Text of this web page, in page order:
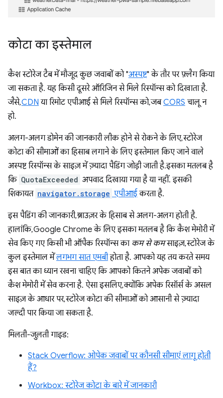
कोटा का इस्तेमाल
कैश स्टोरेज टैब में मौजूद कुछ जवाबों को "अस्पष्ट" के तौर पर फ़्लैग किया
जा सकता है. यह किसी दूसरे ऑरिजिन से मिले रिस्पॉन्स को दिखाता है.
जैसे,CDN या रिमोट एपीआई से मिले रिस्पॉन्स को, जबCORS चालू न
हो.
अलग-अलग डोमेन की जानकारी लीक होने से रोकने के लिए, स्टोरेज
कोटा की सीमाओं का हिसाब लगाने के लिए इस्तेमाल किए जाने वाले
अस्पष्ट रिस्पॉन्स के साइज़ में ज़्यादा पैडिंग जोड़ी जाती है.इसका मतलब है
कि QuotaExceeded अपवाद दिखाया गया है या नहीं. इसकी
शिकायत navigator.storage एपीआईकरता है.
इस पैडिंग की जानकारी, ब्राउज़र के हिसाब से अलग-अलग होती है.
हालांकि, Google Chrome के लिए इसका मतलब है कि कैश मेमोरी में
सेव किए गए किसी भी ऑपैक रिस्पॉन्स का कम से कमसाइज़, स्टोरेज के
कुल इस्तेमाल मेंलगभग सात एमबीहोता है. आपको यह तय करते समय
इस बात का ध्यान रखना चाहिए कि आपको कितने अपेक जवाबों को
कैश मेमोरी में सेव करना है. ऐसा इसलिए, क्योंकि अपेक रिसॉर्स के असल
साइज़ के आधार पर, स्टोरेज कोटा की सीमाओं को आसानी से ज़्यादा
जल्दी पार किया जा सकता है.
मिलती-जुलती गाइड:
Stack Overflow: ओपेक जवाबों पर कौनसी सीमाएं लागू होती
हैं?
Workbox: स्टोरेज कोटा के बारे में जानकारी